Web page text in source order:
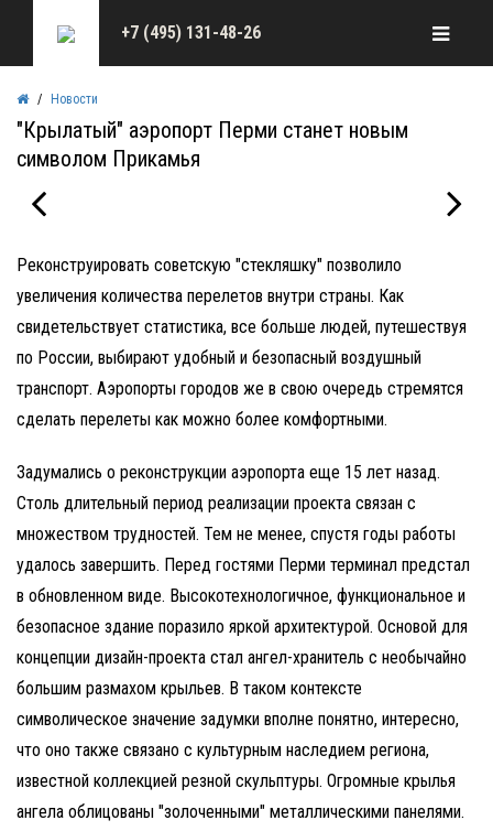
+7 (495) 131-48-26
Новости
"Крылатый" аэропорт Перми станет новым
символом Прикамья
Реконструировать советскую "стекляшку" позволило
увеличения количества перелетов внутри страны. Как
свидетельствует статистика, все больше людей, путешествуя
по России, выбирают удобный и безопасный воздушный
транспорт. Аэропорты городов же в свою очередь стремятся
сделать перелеты как можно более комфортными.
Задумались о реконструкции аэропорта еще 15 лет назад.
Столь длительный период реализации проекта связан с
множеством трудностей. Тем не менее, спустя годы работы
удалось завершить. Перед гостями Перми терминал предстал
в обновленном виде. Высокотехнологичное, функциональное и
безопасное здание поразило яркой архитектурой. Основой для
концепции дизайн-проекта стал ангел-хранитель с необычайно
большим размахом крыльев. В таком контексте
символическое значение задумки вполне понятно, интересно,
что оно также связано с культурным наследием региона,
известной коллекцией резной скульптуры. Огромные крылья
ангела облицованы "золоченными" металлическими панелями.